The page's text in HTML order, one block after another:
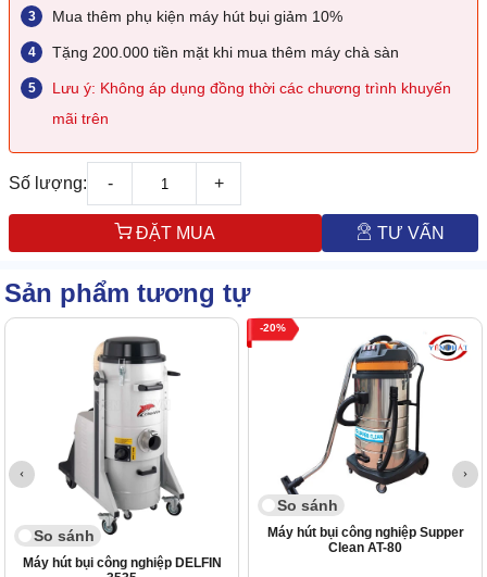
Mua thêm phụ kiện máy hút bụi giảm 10%
Tặng 200.000 tiền mặt khi mua thêm máy chà sàn
Lưu ý: Không áp dụng đồng thời các chương trình khuyến
mãi trên
Số lượng: - +
ĐẶT MUA TƯ VẤN
Sản phẩm tương tự
So sánh
Máy hút bụi công nghiệp DELFIN
20
So sánh
Máy hút bụi công nghiệp Supper
Clean AT-80